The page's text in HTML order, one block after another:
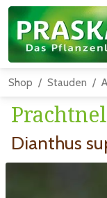
Shop Stauden
Dianthus